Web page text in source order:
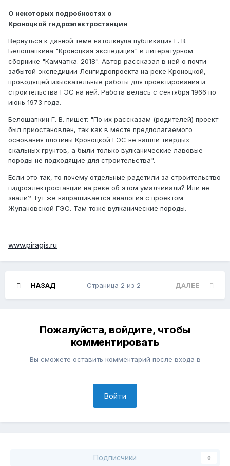
О некоторых подробностях о
Кроноцкой гидроэлектростанции
Вернуться к данной теме натолкнула публикация Г. В.
Белошапкина "Кроноцкая экспедиция" в литературном
сборнике "Камчатка. 2018". Автор рассказал в ней о почти
забытой экспедиции Ленгидропроекта на реке Кроноцкой,
проводящей изыскательные работы для проектирования и
строительства ГЭС на ней. Работа велась с сентября 1966 по
июнь 1973 года.
Белошапкин Г. В. пишет: "По их рассказам (родителей) проект
был приостановлен, так как в месте предполагаемого
основания плотины Кроноцкой ГЭС не нашли твердых
скальных грунтов, а были только вулканические лавовые
породы не подходящие для строительства".
Если это так, то почему отдельные радетили за строительство
гидроэлектростанции на реке об этом умалчивали? Или не
знали? Тут же напрашивается аналогия с проектом
Жупановской ГЭС. Там тоже вулканические породы.
www.piragis.ru
НАЗАД ДАЛЕЕ
Страница 2 из 2
Пожалуйста, войдите, чтобы
комментировать
Вы сможете оставить комментарий после входа в
Войти
Подписчики 0